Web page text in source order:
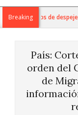
Navigation
MenuBreaking
trabajos de despeje
País:
orden del
de